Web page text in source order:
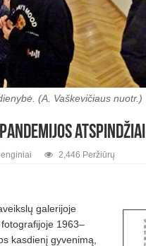
(A. Vaškevičiaus nuotr.)
atspindžiai
2,446 Peržiūrų
galerijoje
1963–
kasdienį gyvenimą,